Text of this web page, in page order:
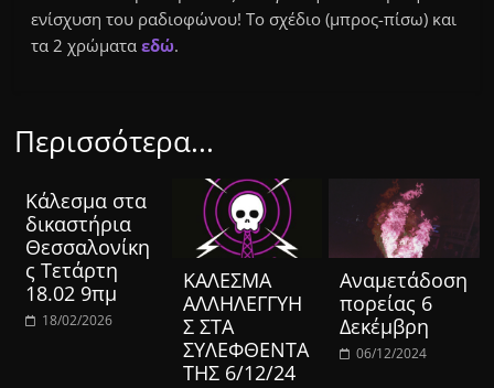
ενίσχυση του ραδιοφώνου! Το σχέδιο (μπρος-πίσω) και
τα 2 χρώματαεδώ.
Περισσότερα...
Κάλεσμα στα
δικαστήρια
Θεσσαλονίκη
ς Τετάρτη
18.02 9πμ
18/02/2026
ΚΑΛΕΣΜΑ
ΑΛΛΗΛΕΓΓΥΗ
Σ ΣΤΑ
ΣΥΛΕΦΘΕΝΤΑ
ΤΗΣ 6/12/24
Aναμετάδοση
πορείας 6
Δεκέμβρη
06/12/2024